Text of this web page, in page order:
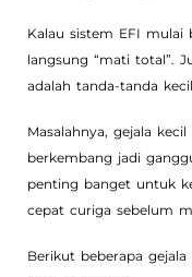
Kalau sistem EFI mulai
langsung “mati total”.
adalah tanda-tanda
Masalahnya, gejala
berkembang jadi
penting banget untuk
cepat curiga sebelum
Berikut beberapa